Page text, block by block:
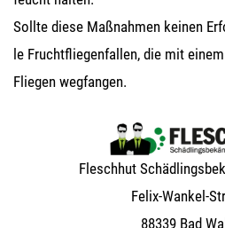
Soll­te die­se Maß­nah­men kei­nen
le Frucht­flie­gen­fal­len, die mit
Flie­gen wegfangen.
Flesch­hut
Felix-Wan­kel-
88339 Bad